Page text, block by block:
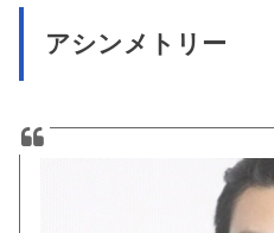
アシンメトリー